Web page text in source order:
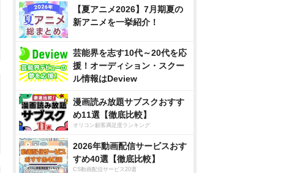
【夏アニメ2026】7月期夏の
新アニメを一挙紹介！
芸能界を志す10代～20代を応
援！オーディション・スクー
ル情報はDeview
漫画読み放題サブスクおすす
め11選【徹底比較】
オリコン顧客満足度ランキング
2026年動画配信サービスおす
すめ40選【徹底比較】
CS動画配信サービス20選